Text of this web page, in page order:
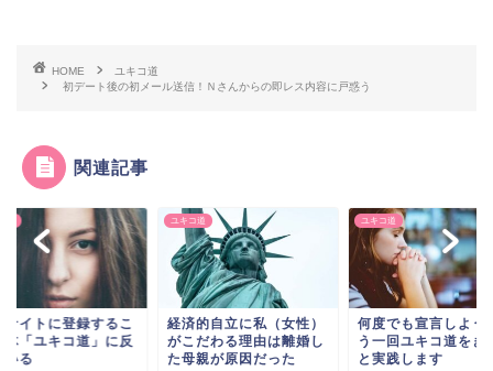
HOME
ユキコ道
初デート後の初メール送信！Ｎさんからの即レス内容に戸惑う
関連記事
サイトに登録するこ
体「ユキコ道」に反
いる
ユキコ道
経済的自立に私（女性）
がこだわる理由は離婚し
た母親が原因だった
ユキコ道
何度でも宣言しよう
う一回ユキコ道をき
と実践します